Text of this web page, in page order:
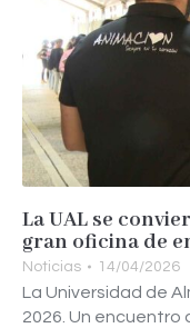
La UAL se
gran oficina de
Noticias 14/04/2026
La Universidad de
2026. Un